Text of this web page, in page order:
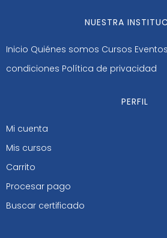
NUESTRA
Inicio Quiénes somos Cursos Eventos
condiciones Política de privacidad
PERFIL
Mi cuenta
Mis cursos
Carrito
Procesar pago
Buscar certificado